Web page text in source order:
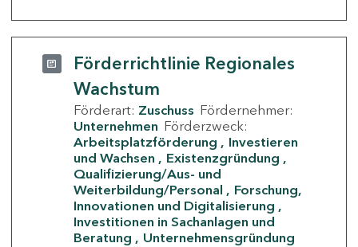
Förderrichtlinie Regionales
Wachstum
Förderart: Zuschuss Fördernehmer:
Unternehmen Förderzweck:
Arbeitsplatzförderung
Investieren
und Wachsen
Existenzgründung
Qualifizierung/Aus- und
Weiterbildung/Personal
Forschung,
Innovationen und Digitalisierung
Investitionen in Sachanlagen und
Beratung
Unternehmensgründung